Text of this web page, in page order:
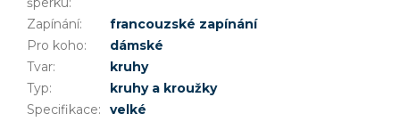
Zapínání:
francouzské zapínání
Pro koho:
dámské
Tvar:
kruhy
Typ:
kruhy a kroužky
Specifikace: velké